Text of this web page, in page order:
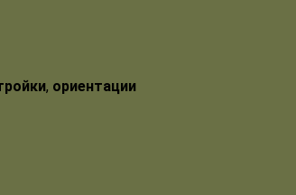
, ориентации